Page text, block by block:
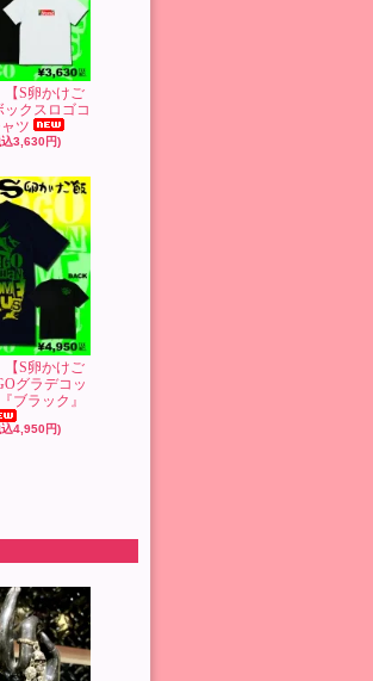
【S卵かけご
クスロゴコ
ツ
3,630円)
【S卵かけご
グラデコッ
ブラック』
4,950円)